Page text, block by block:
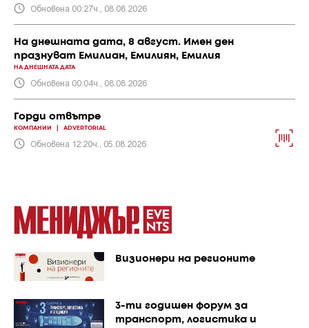
Обновена 00:27ч., 08.08.2026
На днешната дата, 8 август. Имен ден
празнуват Емилиан, Емилиян, Емилия
НА ДНЕШНАТА ДАТА
Обновена 00:04ч., 08.08.2026
Горди отвътре
КОМПАНИИ ADVERTORIAL
Обновена 12:20ч., 05.08.2026
Визионери на регионите
3-ти годишен форум за
транспорт, логистика и